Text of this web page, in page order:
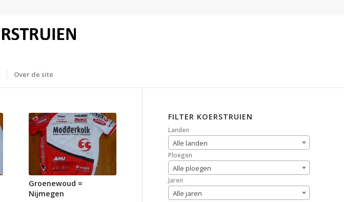
Over de site
Groenewoud =
Nijmegen
FILTER KOERSTRUIEN
Landen
Alle landen
Ploegen
Alle ploegen
Jaren
Alle jaren